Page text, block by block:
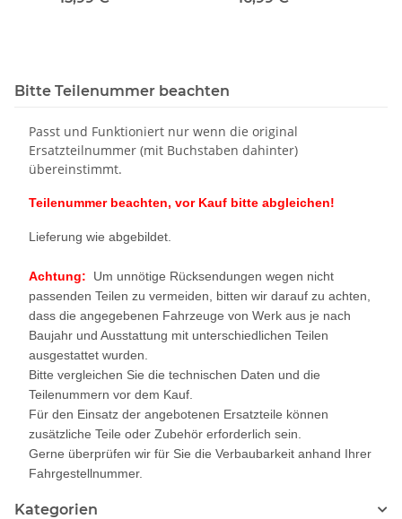
Bitte Teilenummer beachten
Passt und Funktioniert nur wenn die original
Ersatzteilnummer (mit Buchstaben dahinter)
übereinstimmt.
Teilenummer beachten, vor Kauf bitte abgleichen!
Lieferung wie abgebildet.
Achtung: Um unnötige Rücksendungen wegen nicht
passenden Teilen zu vermeiden, bitten wir darauf zu achten,
dass die angegebenen Fahrzeuge von Werk aus je nach
Baujahr und Ausstattung mit unterschiedlichen Teilen
ausgestattet wurden.
Bitte vergleichen Sie die technischen Daten und die
Teilenummern vor dem Kauf.
Für den Einsatz der angebotenen Ersatzteile können
zusätzliche Teile oder Zubehör erforderlich sein.
Gerne überprüfen wir für Sie die Verbaubarkeit anhand Ihrer
Fahrgestellnummer.
Kategorien